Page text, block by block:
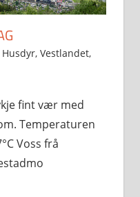
Husdyr, Vestlandet,
fint vær med
Temperaturen
Voss frå